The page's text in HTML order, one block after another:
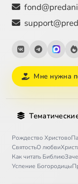
Мне нужна
Рождество Христово
СвятостьО любви
Как читать Библию
Успение Богородицы